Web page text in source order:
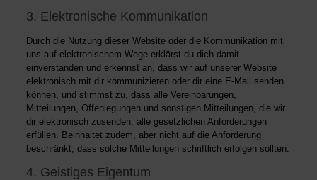
3. Elektronische Kommunikation
Durch die Nutzung dieser Website oder die Kommunikation mit
uns auf elektronischem Wege erklärst du dich damit
einverstanden und erkennst an, dass wir auf unserer Website
elektronisch mit dir kommunizieren oder dir eine E-Mail senden
können, und stimmst zu, dass alle Vereinbarungen,
Mitteilungen, Offenlegungen und sonstigen Mitteilungen, die wir
dir elektronisch zusenden, alle gesetzlichen Anforderungen
erfüllen. Beinhaltet zudem, aber nicht auf die Anforderung
beschränkt, dass solche Mitteilungen schriftlich erfolgen sollten.
4. Geistiges Eigentum